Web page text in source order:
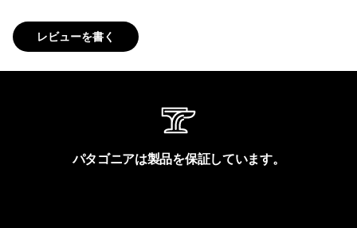
レビューを書く
パタゴニアは製品を保証しています。